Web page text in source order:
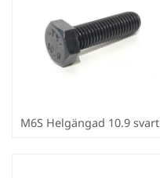
M6S Helgängad 10.9 svart